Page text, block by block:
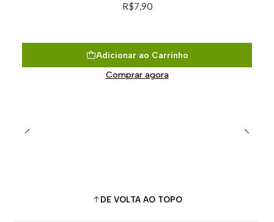
R$7,90
Adicionar ao Carrinho
Comprar agora
DE VOLTA AO TOPO